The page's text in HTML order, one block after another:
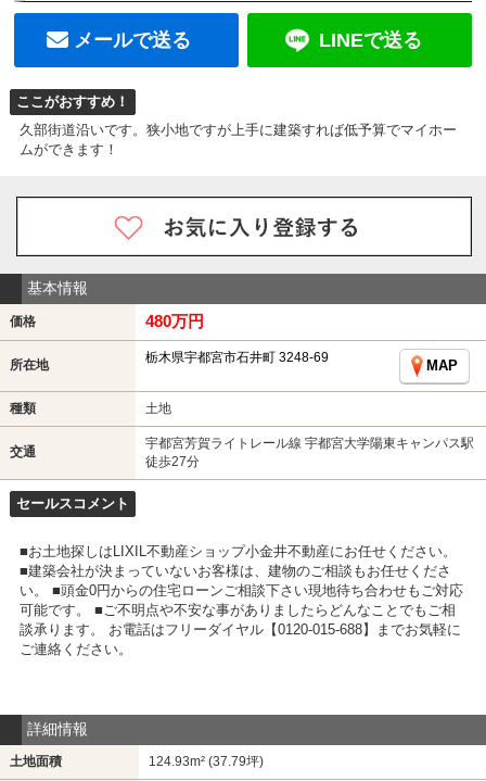
メールで送る LINEで送る
ここがおすすめ！
久部街道沿いです。狭小地ですが上手に建築すれば低予算でマイホー
ムができます！
基本情報
価格 480万円
所在地 栃木県宇都宮市石井町 3248-69
MAP
種類 土地
交通
宇都宮芳賀ライトレール線 宇都宮大学陽東キャンパス駅
徒歩27分
セールスコメント
■お土地探しはLIXIL不動産ショップ小金井不動産にお任せください。
■建築会社が決まっていないお客様は、建物のご相談もお任せくださ
い。 ■頭金0円からの住宅ローンご相談下さい現地待ち合わせもご対応
可能です。 ■ご不明点や不安な事がありましたらどんなことでもご相
談承ります。 お電話はフリーダイヤル【0120-015-688】までお気軽に
ご連絡ください。
詳細情報
土地面積 124.93m² (37.79坪)